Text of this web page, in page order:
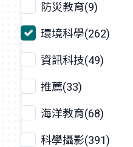
防災教育(9)
環境科學(262)
資訊科技(49)
推薦(33)
海洋教育(68)
科學攝影(391)